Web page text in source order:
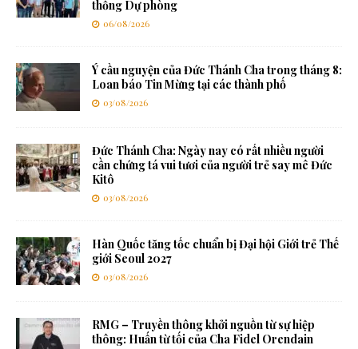
thống Dự phòng
06/08/2026
Ý cầu nguyện của Đức Thánh Cha trong tháng 8:
Loan báo Tin Mừng tại các thành phố
03/08/2026
Đức Thánh Cha: Ngày nay có rất nhiều người
cần chứng tá vui tươi của người trẻ say mê Đức
Kitô
03/08/2026
Hàn Quốc tăng tốc chuẩn bị Đại hội Giới trẻ Thế
giới Seoul 2027
03/08/2026
RMG – Truyền thông khởi nguồn từ sự hiệp
thông: Huấn từ tối của Cha Fidel Orendain